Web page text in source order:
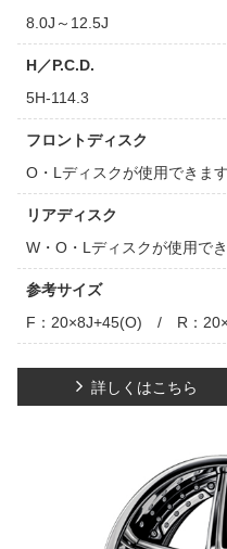
8.0J～12.5J
H／P.C.D.
5H-114.3
フロントディスク
O・Lディスクが使用できます
リアディスク
W・O・Lディスクが使用でき
参考サイズ
F：20×8J+45(O) / R：
詳しくはこちら